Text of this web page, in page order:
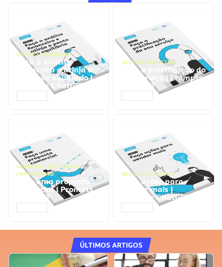
GESTÃO FINANCEIRA
Faça a análise
financeira e atinja o
ponto de equilíbrio |
Prompts ChatGPT
GESTÃO FINANCEIRA
Faça a precificação do
seu serviço | Prompts
ChatGPT
NEGÓCIOS, PROCESSOS
EMPRESARIAIS
Faça uma proposta
comercial | Prompts
ChatGPT
NEGÓCIOS, VENDAS
Faça ações para
vender mais |
Prompts ChatGPT
ÚLTIMOS ARTIGOS